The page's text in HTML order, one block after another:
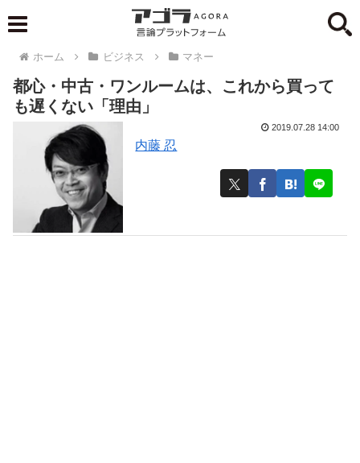
ホーム ビジネス マネー
都心・中古・ワンルームは、これから買って
も遅くない「理由」
内藤 忍
2019.07.28 14:00